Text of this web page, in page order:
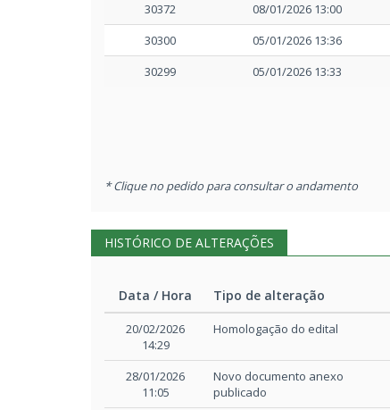
Aviso de publicação
Projeto básico/Termo de referência
Projeto básico/Termo de referência
30372 08/01/2026 13:00
30300
05/01/2026 13:36
30299
05/01/2026 13:33
* Clique no pedido para consultar o andamento
HISTÓRICO DE ALTERAÇÕES
Data / Hora Tipo de alteração
Data / Hora
Tipo de alteração
20/02/2026
14:29
Homologação do edital
28/01/2026
11:05
Novo documento anexo
publicado